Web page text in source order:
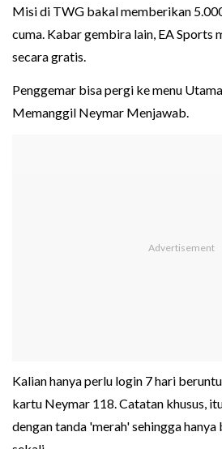
Misi di TWG bakal memberikan
cuma. Kabar gembira lain, EA Sports
secara gratis.
Penggemar bisa pergi ke menu
Memanggil Neymar Menjawab.
Kalian hanya perlu login 7 hari
kartu Neymar 118. Catatan khusus,
dengan tanda 'merah' sehingga